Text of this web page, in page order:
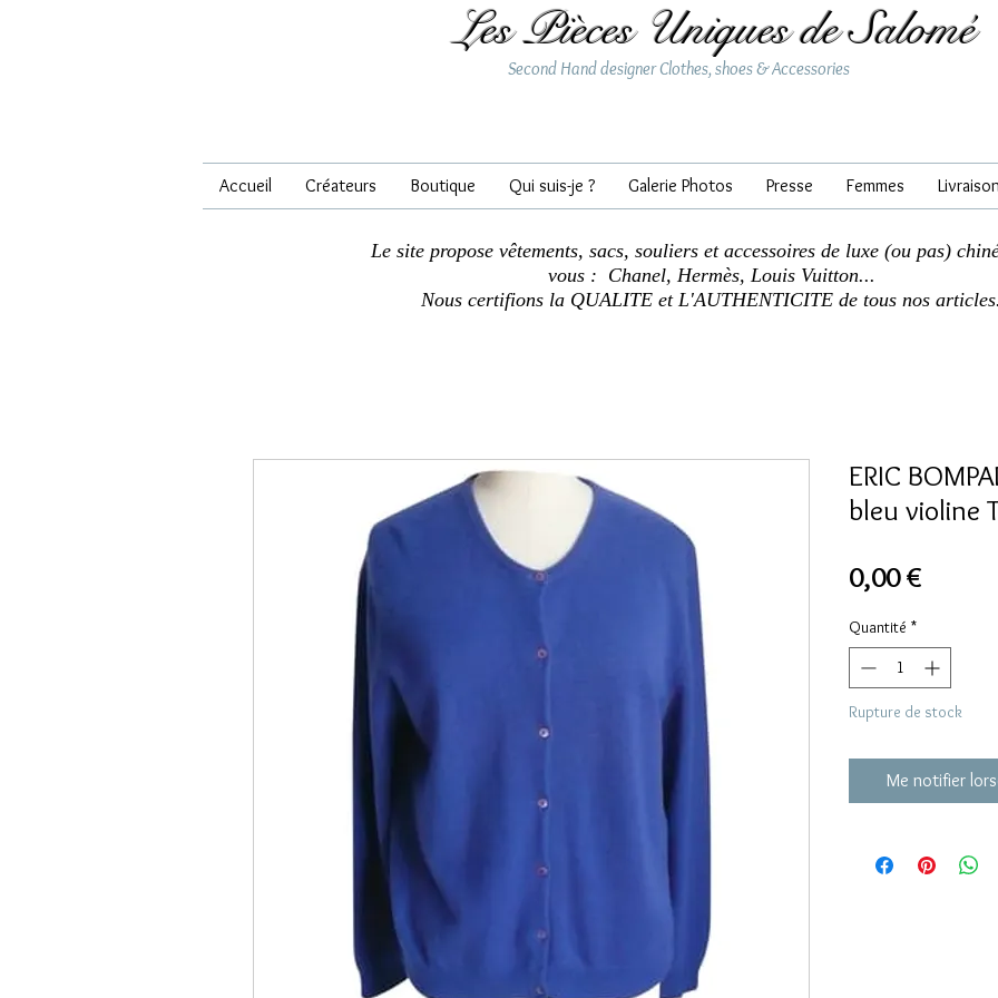
Les Pièces Uniques de Salomé
Second Hand designer Clothes, shoes & Accessories
Accueil Créateurs Boutique Qui suis-je ? Galerie Photos Presse Femmes
Le site propose vêtements, sacs, souliers et accessoires de luxe (ou pas)
vous : Chanel, Hermès, Louis Vuitton...
Nous certifions la QUALITE et L'AUTHENTICITE de tous nos articles.
ERIC
bleu violine
0,00 €
Quantité *
Rupture de stock
Me notifier